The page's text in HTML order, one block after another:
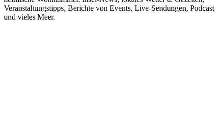
Veranstaltungstipps, Berichte von Events, Live-Sendungen, Podcast
und vieles Meer.